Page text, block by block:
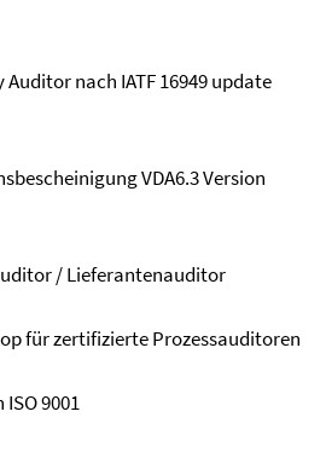
Auditor nach IATF 16949 update
VDA6.3 Version
/ Lieferantenauditor
für zertifizierte Prozessauditoren
9001